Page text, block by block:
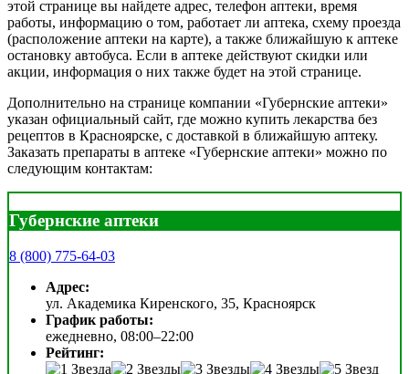
этой странице вы найдете адрес, телефон аптеки, время
работы, информацию о том, работает ли аптека, схему проезда
(расположение аптеки на карте), а также ближайшую к аптеке
остановку автобуса. Если в аптеке действуют скидки или
акции, информация о них также будет на этой странице.
Дополнительно на странице компании «Губернские аптеки»
указан официальный сайт, где можно купить лекарства без
рецептов в Красноярске, с доставкой в ближайшую аптеку.
Заказать препараты в аптеке «Губернские аптеки» можно по
следующим контактам:
Губернские аптеки
8 (800) 775-64-03
Адрес:
ул. Академика Киренского, 35, Красноярск
График работы:
ежедневно, 08:00–22:00
Рейтинг: